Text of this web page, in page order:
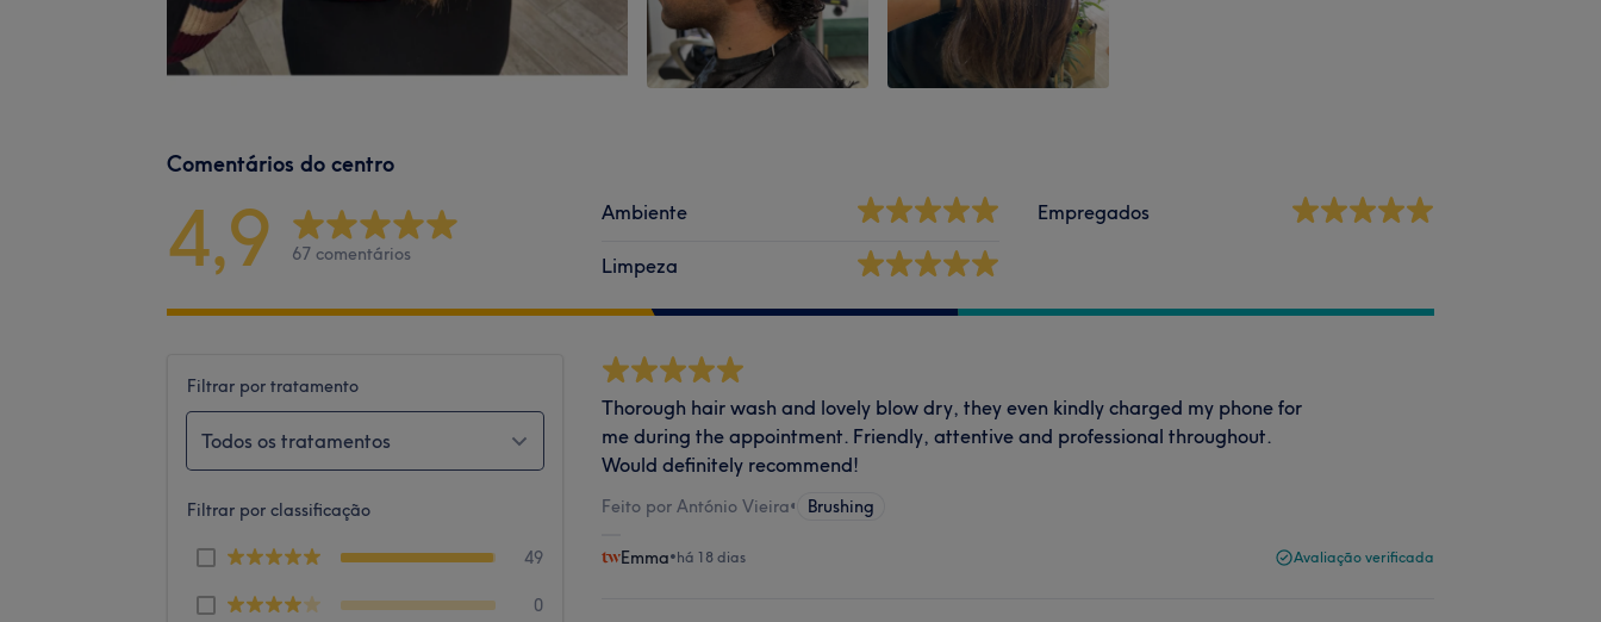
Comentários do centro
4,9 67 comentários
Ambiente
Limpeza
Empregados
Filtrar por tratamento
Todos os tratamentos
Filtrar por classificação
49
0
Thorough hair wash and lovely blow dry, they even kindly charged my phone for
me during the appointment. Friendly, attentive and professional throughout.
Would definitely recommend!
Feito por António Vieira• Brushing
Emma•há 18 dias Avaliação verificada